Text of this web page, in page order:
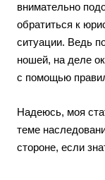
внимательно
обратиться к
ситуации. Ведь
ношей, на деле
с помощью
Надеюсь, моя
теме
стороне, если